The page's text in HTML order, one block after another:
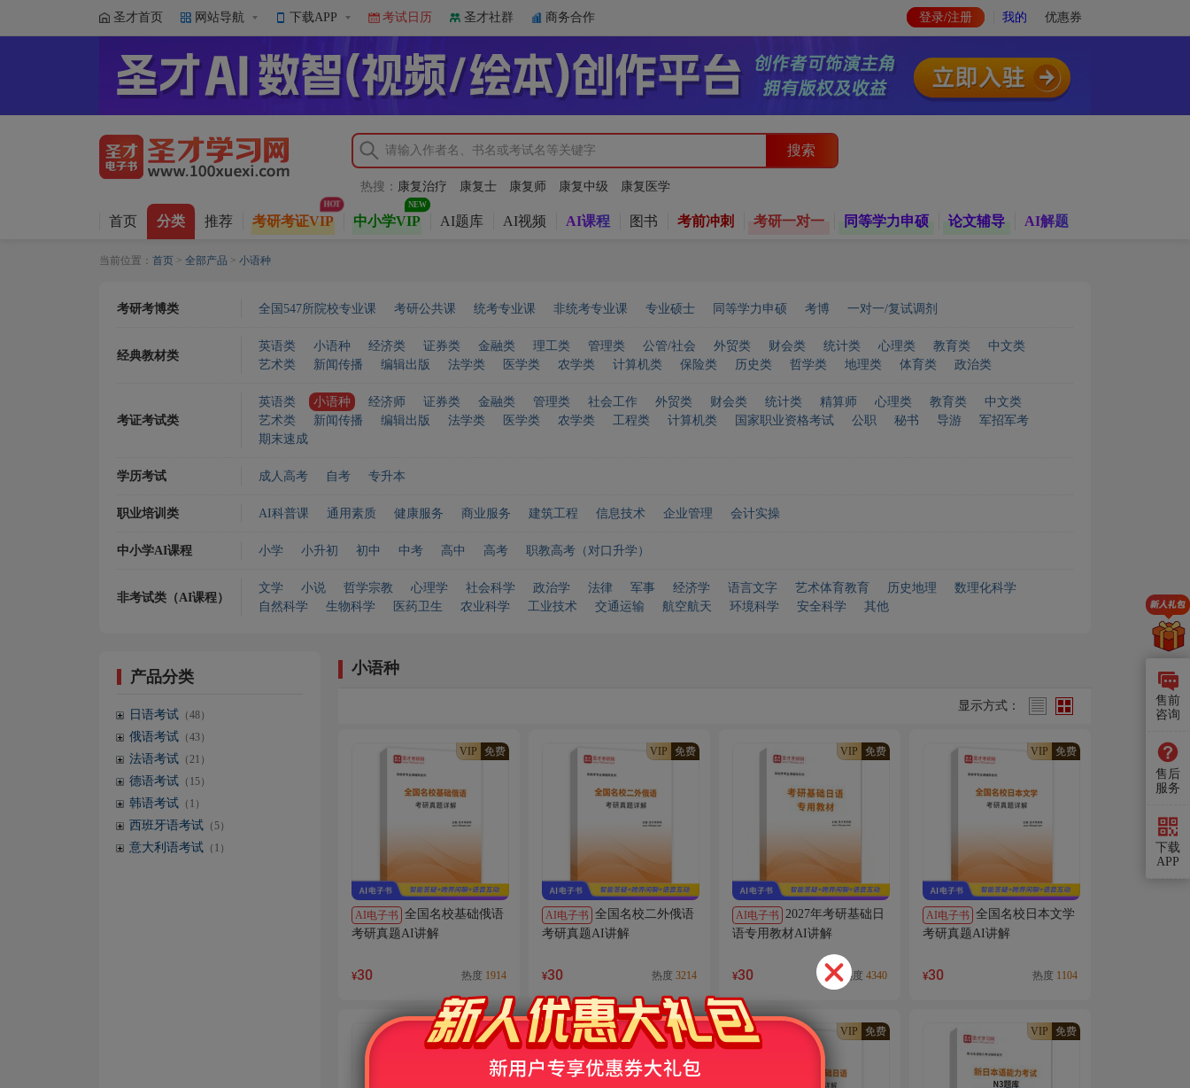
圣才首页 网站导航 下载APP 考试日历 圣才社群 商务合作 登录/注册 我的 优惠券
搜索
热搜： 康复治疗 康复士 康复师 康复中级 康复医学
首页 分类 推荐 考研考证VIP 中小学VIP AI题库 AI视频 AI课程 图书 考前冲刺 考研一对一 同等学力申硕 论文辅导 AI解题
当前位置： 首页 > 全部产品 > 小语种
考研考博类 全国547所院校专业课 考研公共课 统考专业课 非统考专业课 专业硕士 同等学力申硕 考博 一对一/复试调剂
经典教材类
英语类 小语种 经济类 证券类 金融类 理工类 管理类 公管/社会 外贸类 财会类 统计类 心理类 教育类
中文类
艺术类
新闻传播 编辑出版 法学类 医学类 农学类 计算机类 保险类 历史类 哲学类 地理类 体育类 政治类
考证考试类
英语类 小语种 经济师 证券类 金融类 管理类 社会工作 外贸类 财会类 统计类 精算师 心理类 教育类
中文类
艺术类
新闻传播 编辑出版 法学类 医学类 农学类 工程类 计算机类 国家职业资格考试 公职 秘书 导游
军招军考
期末速成
学历考试 成人高考 自考 专升本
职业培训类 AI科普课 通用素质 健康服务 商业服务 建筑工程 信息技术 企业管理 会计实操
中小学AI课程 小学 小升初 初中 中考 高中 高考 职教高考（对口升学）
非考试类（AI课程）
文学 小说 哲学宗教 心理学 社会科学 政治学 法律 军事 经济学 语言文字 艺术体育教育 历史地理
数理化科学
自然科学
生物科学 医药卫生 农业科学 工业技术 交通运输 航空航天 环境科学 安全科学 其他
产品分类
日语考试 （48）
俄语考试 （43）
法语考试 （21）
德语考试 （15）
韩语考试 （1）
西班牙语考试 （5）
意大利语考试 （1）
小语种
显示方式：
VIP 免费
AI电子书 全国名校基础俄语
考研真题AI讲解
¥30 热度 1914
VIP 免费
AI电子书 全国名校二外俄语
考研真题AI讲解
¥30 热度 3214
VIP 免费
AI电子书 2027年考研基础日
语专用教材AI讲解
¥30 热度 4340
VIP 免费
AI电子书 全国名校日本文学
考研真题AI讲解
¥30 热度 1104
VIP 免费 VIP 免费 VIP 免费 VIP 免费
售前
咨询
售后
服务
下载
APP